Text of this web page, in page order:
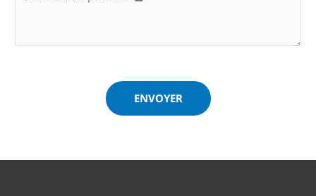
ENVOYER